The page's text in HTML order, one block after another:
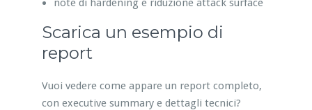
Scarica un esempio di
report
Vuoi vedere come appare un report completo,
con executive summary e dettagli tecnici?